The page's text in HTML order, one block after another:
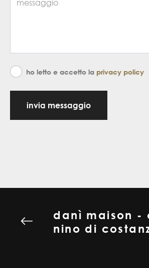
ho letto e accetto la privacy policy
invia messaggio
danì maison -
nino di